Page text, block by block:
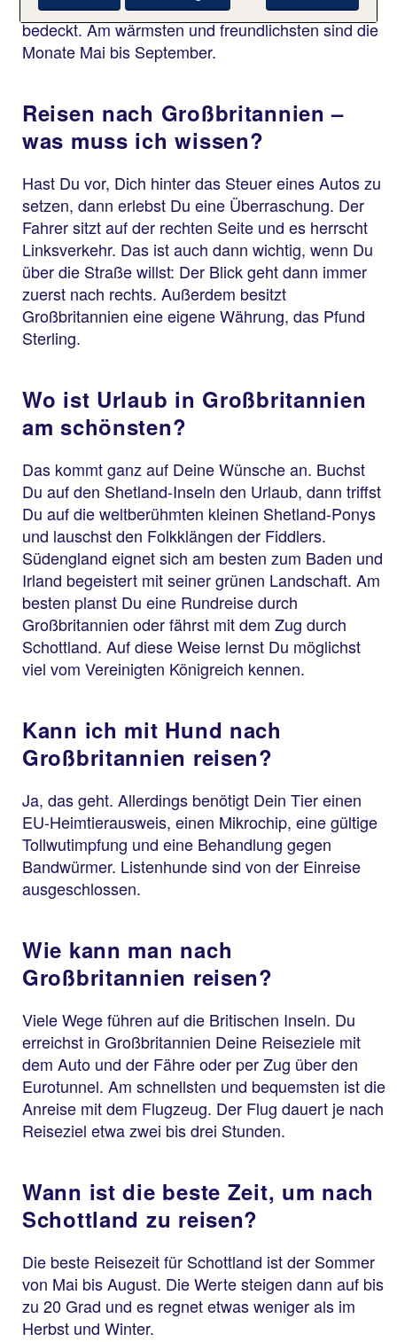
vor allem in den Herbst- und Wintermonaten oft
bedeckt. Am wärmsten und freundlichsten sind die
Monate Mai bis September.
Reisen nach Großbritannien –
was muss ich wissen?
Hast Du vor, Dich hinter das Steuer eines Autos zu
setzen, dann erlebst Du eine Überraschung. Der
Fahrer sitzt auf der rechten Seite und es herrscht
Linksverkehr. Das ist auch dann wichtig, wenn Du
über die Straße willst: Der Blick geht dann immer
zuerst nach rechts. Außerdem besitzt
Großbritannien eine eigene Währung, das Pfund
Sterling.
Wo ist Urlaub in Großbritannien
am schönsten?
Das kommt ganz auf Deine Wünsche an. Buchst
Du auf den Shetland-Inseln den Urlaub, dann triffst
Du auf die weltberühmten kleinen Shetland-Ponys
und lauschst den Folkklängen der Fiddlers.
Südengland eignet sich am besten zum Baden und
Irland begeistert mit seiner grünen Landschaft. Am
besten planst Du eine Rundreise durch
Großbritannien oder fährst mit dem Zug durch
Schottland. Auf diese Weise lernst Du möglichst
viel vom Vereinigten Königreich kennen.
Kann ich mit Hund nach
Großbritannien reisen?
Ja, das geht. Allerdings benötigt Dein Tier einen
EU-Heimtierausweis, einen Mikrochip, eine gültige
Tollwutimpfung und eine Behandlung gegen
Bandwürmer. Listenhunde sind von der Einreise
ausgeschlossen.
Wie kann man nach
Großbritannien reisen?
Viele Wege führen auf die Britischen Inseln. Du
erreichst in Großbritannien Deine Reiseziele mit
dem Auto und der Fähre oder per Zug über den
Eurotunnel. Am schnellsten und bequemsten ist die
Anreise mit dem Flugzeug. Der Flug dauert je nach
Reiseziel etwa zwei bis drei Stunden.
Wann ist die beste Zeit, um nach
Schottland zu reisen?
Die beste Reisezeit für Schottland ist der Sommer
von Mai bis August. Die Werte steigen dann auf bis
zu 20 Grad und es regnet etwas weniger als im
Herbst und Winter.